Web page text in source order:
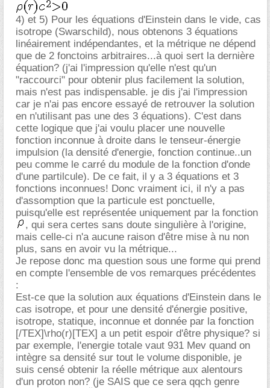
4) et 5) Pour les équations d'Einstein dans le vide, cas
isotrope (Swarschild), nous obtenons 3 équations
linéairement indépendantes, et la métrique ne dépend
que de 2 fonctoins arbitraires...à quoi sert la dernière
équation? (j'ai l'impression qu'elle n'est qu'un
"raccourci" pour obtenir plus facilement la solution,
mais n'est pas indispensable. je dis j'ai l'impression
car je n'ai pas encore essayé de retrouver la solution
en n'utilisant pas une des 3 équations). C'est dans
cette logique que j'ai voulu placer une nouvelle
fonction inconnue à droite dans le tenseur-énergie
impulsion (la densité d'energie, fonction continue..un
peu comme le carré du module de la fonction d'onde
d'une partilcule). De ce fait, il y a 3 équations et 3
fonctions inconnues! Donc vraiment ici, il n'y a pas
d'assomption que la particule est ponctuelle,
puisqu'elle est représentée uniquement par la fonction
, qui sera certes sans doute singulière à l'origine,
mais celle-ci n'a aucune raison d'être mise à nu non
plus, sans en avoir vu la métrique...
Je repose donc ma question sous une forme qui prend
en compte l'ensemble de vos remarques précédentes
:
Est-ce que la solution aux équations d'Einstein dans le
cas isotrope, et pour une densité d'énergie positive,
isotrope, statique, inconnue et donnée par la fonction
[/TEX]\rho(r)[TEX] a un petit espoir d'être physique? si
par exemple, l'energie totale vaut 931 Mev quand on
intègre sa densité sur tout le volume disponible, je
suis censé obtenir la réelle métrique aux alentours
d'un proton non? (je SAIS que ce sera qqch genre